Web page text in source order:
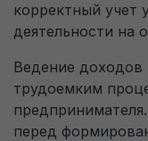
корректный учет
деятельности на
Ведение доходов
трудоемким
перед